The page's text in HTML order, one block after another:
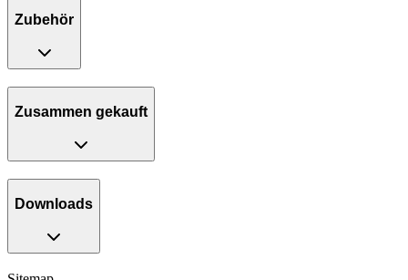
Zubehör
Zusammen gekauft
Downloads